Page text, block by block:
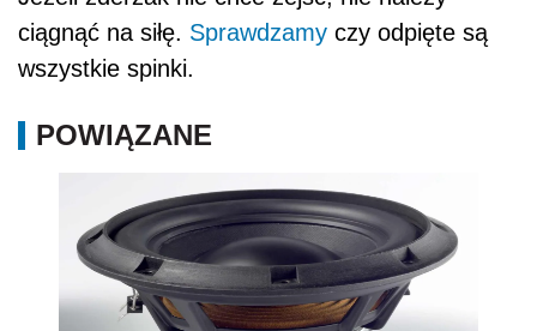
ciągnąć na siłę. Sprawdzamy czy odpięte są
wszystkie spinki.
POWIĄZANE